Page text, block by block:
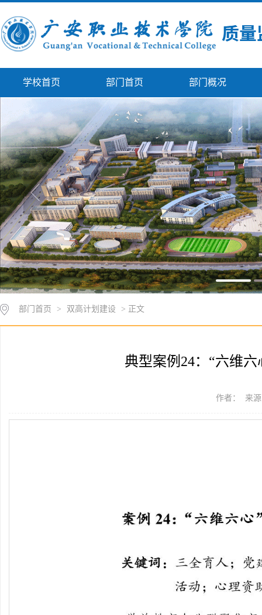
学校首页 部门首页 部门概况
部门首页 > 双高计划建设 > 正文
典型案例24：“六维
作者： 来